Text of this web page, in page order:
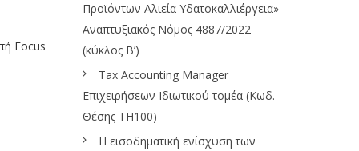
Focus
Προϊόντων Αλιεία Υδατοκαλλιέργεια» –
Αναπτυξιακός Νόμος 4887/2022
(κύκλος Β’)
Tax Accounting Manager
Επιχειρήσεων Ιδιωτικού τομέα (Κωδ.
Θέσης ΤΗ100)
Η εισοδηματική ενίσχυση των